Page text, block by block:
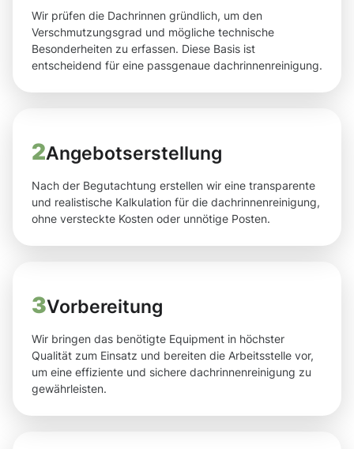
Wir prüfen die Dachrinnen gründlich, um den
Verschmutzungsgrad und mögliche technische
Besonderheiten zu erfassen. Diese Basis ist
entscheidend für eine passgenaue dachrinnenreinigung.
2Angebotserstellung
Nach der Begutachtung erstellen wir eine transparente
und realistische Kalkulation für die dachrinnenreinigung,
ohne versteckte Kosten oder unnötige Posten.
3Vorbereitung
Wir bringen das benötigte Equipment in höchster
Qualität zum Einsatz und bereiten die Arbeitsstelle vor,
um eine effiziente und sichere dachrinnenreinigung zu
gewährleisten.